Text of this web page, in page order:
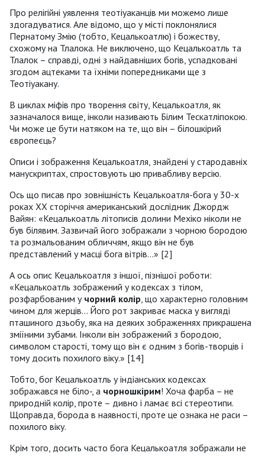
Про релігійні уявлення теотіуаканців ми можемо лише
здогадуватися. Але відомо, що у місті поклонялися
Пернатому Змію (тобто, Кецалькоатлю) і божеству,
схожому на Тлалока. Не виключено, що Кецалькоатль та
Тлалок – справді, одні з найдавніших богів, успадковані
згодом ацтеками та їхніми попередниками ще з
Теотіуакану.
В циклах міфів про творення світу, Кецалькоатля, як
зазначалося вище, інколи називають Білим Тескатліпокою.
Чи може це бути натяком на те, що він – білошкірий
європеєць?
Описи і зображення Кецалькоатля, знайдені у стародавніх
манускриптах, спростовують цю привабливу версію.
Ось що писав про зовнішність Кецалькоатля-бога у 30-х
роках ХХ сторіччя американський дослідник Джордж
Вайян: «Кецалькоатль літописів долини Мехіко ніколи не
був білявим. Зазвичай його зображали з чорною бородою
та розмальованим обличчям, якщо він не був
представлений у масці бога вітрів...» [2]
А ось опис Кецалькоатля з іншої, пізнішої роботи:
«Кецалькоатль зображений у кодексах з тілом,
розфарбованим у чорний колір , що характерно головним
чином для жерців... Його рот закриває маска у вигляді
пташиного дзьобу, яка на деяких зображеннях прикрашена
зміїними зубами. Інколи він зображений з бородою,
символом старості, тому що він є одним з богів-творців і
тому досить похилого віку.» [14]
Тобто, бог Кецалькоатль у індіанських кодексах
зображався не біло-, а чорношкірим! Хоча фарба – не
природній колір, проте – дивно і ламає всі стереотипи.
Щоправда, борода в наявності, проте це ознака не раси –
похилого віку.
Крім того, досить часто бога Кецалькоатля зображали не